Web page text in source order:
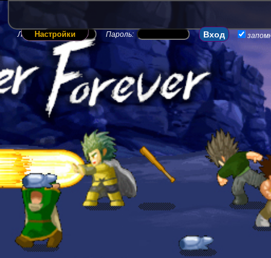
Логин: Пароль:
Настройки